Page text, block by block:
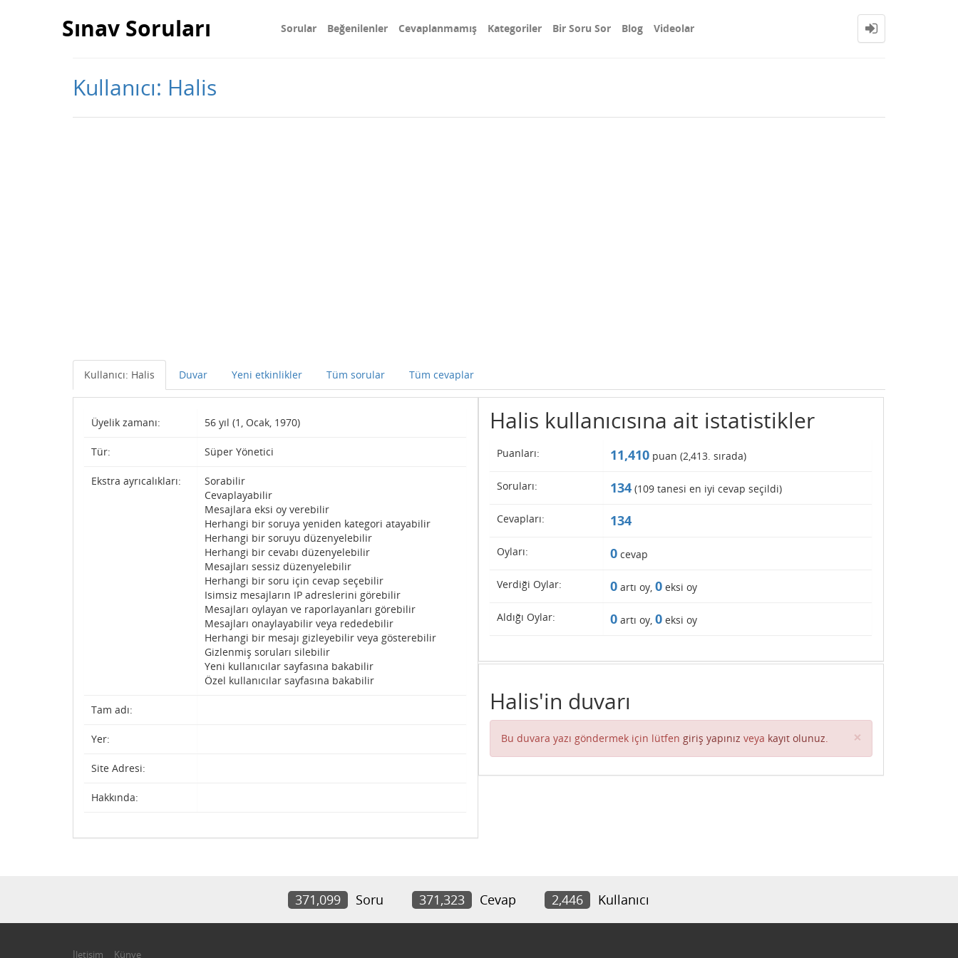
Sınav Soruları Sorular Beğenilenler Cevaplanmamış Kategoriler Bir Soru Sor Blog Videolar
Kullanıcı: Halis
Kullanıcı: Halis Duvar Yeni etkinlikler Tüm sorular Tüm cevaplar
Üyelik zamanı: 56 yıl (1, Ocak, 1970)
Tür: Süper Yönetici
Ekstra ayrıcalıkları:
Sorabilir
Cevaplayabilir
Mesajlara eksi oy verebilir
Herhangi bir soruya yeniden kategori atayabilir
Herhangi bir soruyu düzenyelebilir
Herhangi bir cevabı düzenyelebilir
Mesajları sessiz düzenyelebilir
Herhangi bir soru için cevap seçebilir
Isimsiz mesajların IP adreslerini görebilir
Mesajları oylayan ve raporlayanları görebilir
Mesajları onaylayabilir veya rededebilir
Herhangi bir mesajı gizleyebilir veya gösterebilir
Gizlenmiş soruları silebilir
Yeni kullanıcılar sayfasına bakabilir
Özel kullanıcılar sayfasına bakabilir
Tam adı:
Yer:
Site Adresi:
Hakkında:
Halis kullanıcısına ait istatistikler
Puanları: 11,410puan (2,413. sırada)
Soruları: 134(109tanesi en iyi cevap seçildi)
Cevapları: 134
Oyları: 0cevap
Verdiği Oylar: 0artı oy, 0eksi oy
Aldığı Oylar: 0artı oy, 0eksi oy
Halis'in duvarı
Bu duvara yazı göndermek için lütfen giriş yapınız veya kayıt olunuz. ×
371,099 Soru 371,323 Cevap 2,446 Kullanıcı
İletişim Künye